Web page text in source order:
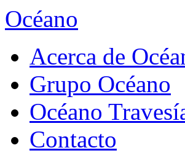
Océano
Acerca de
Grupo Océano
Océano
Contacto